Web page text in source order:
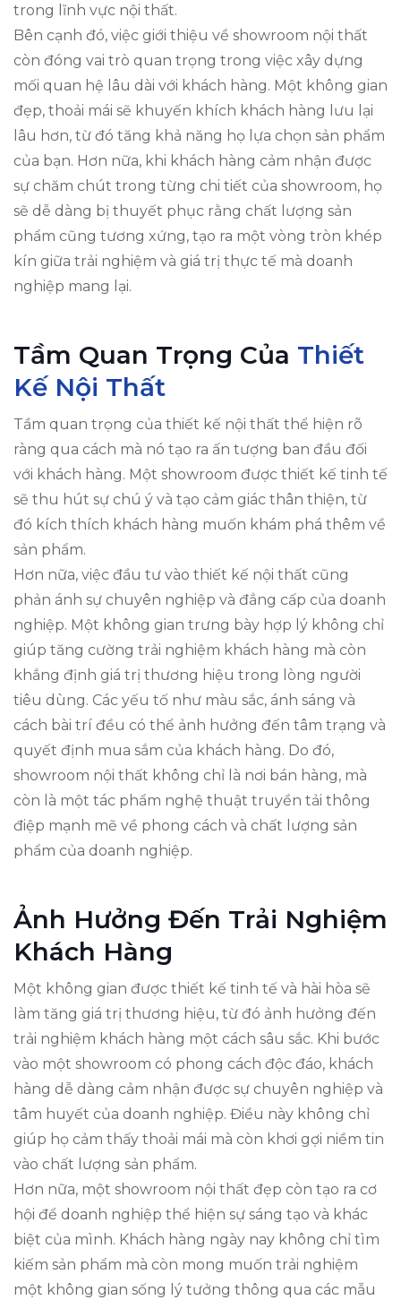
trong lĩnh vực nội thất.
Bên cạnh đó, việc giới thiệu về showroom nội thất
còn đóng vai trò quan trọng trong việc xây dựng
mối quan hệ lâu dài với khách hàng. Một không gian
đẹp, thoải mái sẽ khuyến khích khách hàng lưu lại
lâu hơn, từ đó tăng khả năng họ lựa chọn sản phẩm
của bạn. Hơn nữa, khi khách hàng cảm nhận được
sự chăm chút trong từng chi tiết của showroom, họ
sẽ dễ dàng bị thuyết phục rằng chất lượng sản
phẩm cũng tương xứng, tạo ra một vòng tròn khép
kín giữa trải nghiệm và giá trị thực tế mà doanh
nghiệp mang lại.
Tầm Quan Trọng Của Thiết
Kế Nội Thất
Tầm quan trọng của thiết kế nội thất thể hiện rõ
ràng qua cách mà nó tạo ra ấn tượng ban đầu đối
với khách hàng. Một showroom được thiết kế tinh tế
sẽ thu hút sự chú ý và tạo cảm giác thân thiện, từ
đó kích thích khách hàng muốn khám phá thêm về
sản phẩm.
Hơn nữa, việc đầu tư vào thiết kế nội thất cũng
phản ánh sự chuyên nghiệp và đẳng cấp của doanh
nghiệp. Một không gian trưng bày hợp lý không chỉ
giúp tăng cường trải nghiệm khách hàng mà còn
khẳng định giá trị thương hiệu trong lòng người
tiêu dùng. Các yếu tố như màu sắc, ánh sáng và
cách bài trí đều có thể ảnh hưởng đến tâm trạng và
quyết định mua sắm của khách hàng. Do đó,
showroom nội thất không chỉ là nơi bán hàng, mà
còn là một tác phẩm nghệ thuật truyền tải thông
điệp mạnh mẽ về phong cách và chất lượng sản
phẩm của doanh nghiệp.
Ảnh Hưởng Đến Trải Nghiệm
Khách Hàng
Một không gian được thiết kế tinh tế và hài hòa sẽ
làm tăng giá trị thương hiệu, từ đó ảnh hưởng đến
trải nghiệm khách hàng một cách sâu sắc. Khi bước
vào một showroom có phong cách độc đáo, khách
hàng dễ dàng cảm nhận được sự chuyên nghiệp và
tâm huyết của doanh nghiệp. Điều này không chỉ
giúp họ cảm thấy thoải mái mà còn khơi gợi niềm tin
vào chất lượng sản phẩm.
Hơn nữa, một showroom nội thất đẹp còn tạo ra cơ
hội để doanh nghiệp thể hiện sự sáng tạo và khác
biệt của mình. Khách hàng ngày nay không chỉ tìm
kiếm sản phẩm mà còn mong muốn trải nghiệm
một không gian sống lý tưởng thông qua các mẫu